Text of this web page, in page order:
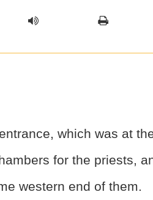
which was at
for the priests,
western end of them.